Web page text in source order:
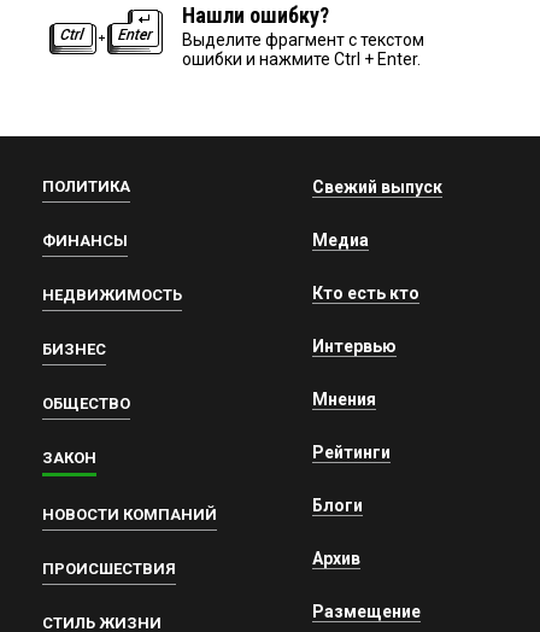
Нашли ошибку?
Выделите фрагмент с текстом
ошибки и нажмите Ctrl + Enter.
ПОЛИТИКА
ФИНАНСЫ
НЕДВИЖИМОСТЬ
БИЗНЕС
ОБЩЕСТВО
ЗАКОН
НОВОСТИ КОМПАНИЙ
ПРОИСШЕСТВИЯ
СТИЛЬ ЖИЗНИ
Свежий выпуск
Медиа
Кто есть кто
Интервью
Мнения
Рейтинги
Блоги
Архив
Размещение